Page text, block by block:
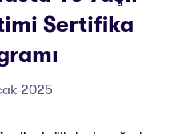
Sertifika
2025